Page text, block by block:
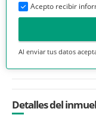
Acepto recibir
Al enviar tus datos
Detalles del